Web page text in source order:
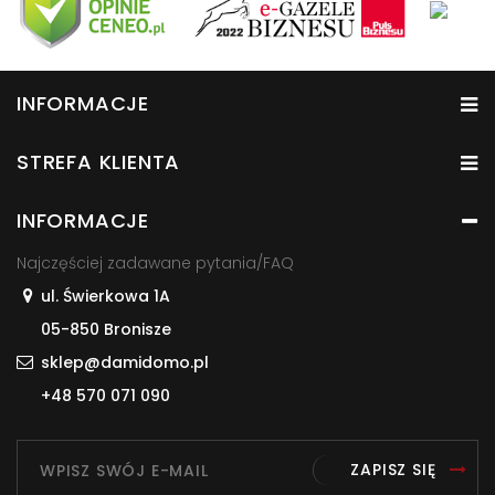
INFORMACJE
STREFA KLIENTA
INFORMACJE
Najczęściej zadawane pytania/FAQ
ul. Świerkowa 1A
05-850 Bronisze
sklep@damidomo.pl
+48 570 071 090
ZAPISZ SIĘ